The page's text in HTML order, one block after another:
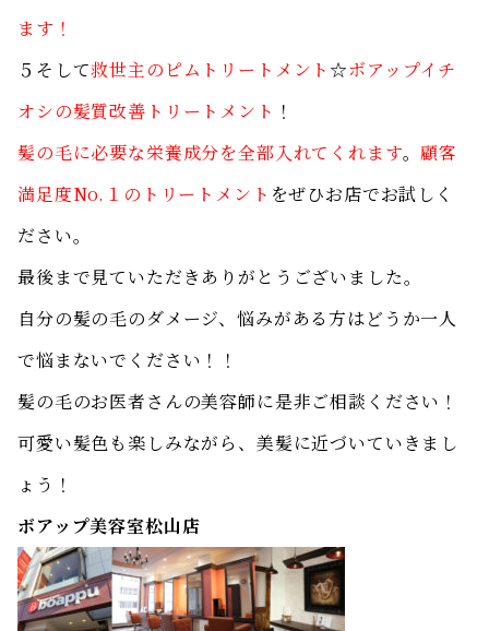
ます！
５そして救世主のピムトリートメント ☆ボアップイチ
オシの髪質改善トリートメント ！
髪の毛に必要な栄養成分を全部入れてくれます。顧客
満足度No.１のトリートメント をぜひお店でお試しく
ださい。
最後まで見ていただきありがとうございました。
自分の髪の毛のダメージ、悩みがある方はどうか一人
で悩まないでください！！
髪の毛のお医者さんの美容師に是非ご相談ください！
可愛い髪色も楽しみながら、美髪に近づいていきまし
ょう！
ボアップ美容室松山店